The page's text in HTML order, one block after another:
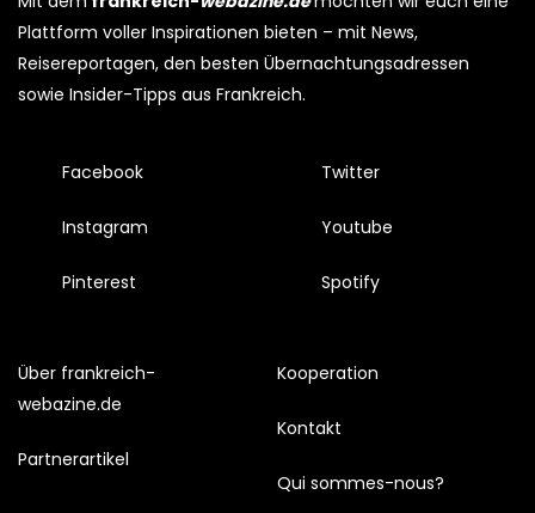
Plattform voller Inspirationen bieten – mit News,
Reisereportagen, den besten Übernachtungsadressen
sowie Insider-Tipps aus Frankreich.
Facebook
Instagram
Pinterest
Twitter
Youtube
Spotify
Über frankreich-
webazine.de
Partnerartikel
Kooperation
Kontakt
Qui sommes-nous?